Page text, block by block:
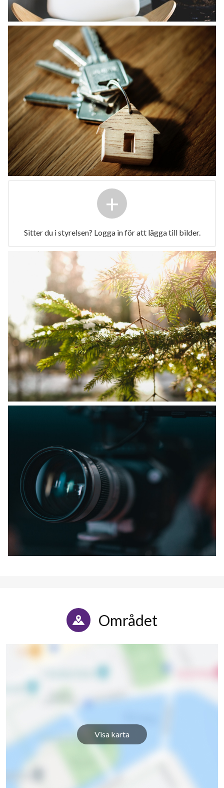
+
Sitter du i styrelsen? Logga in för att lägga till bilder.
Området
Visa karta